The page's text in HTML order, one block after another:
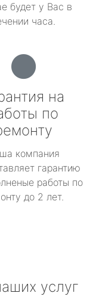
будет у Вас в
часа.
на
по
компания
гарантию
работы по
до 2 лет.
услуг